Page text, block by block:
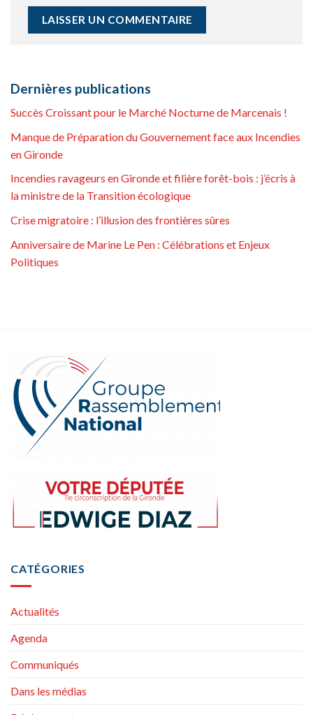
Dernières publications
Succès Croissant pour le Marché Nocturne de Marcenais !
Manque de Préparation du Gouvernement face aux Incendies
en Gironde
Incendies ravageurs en Gironde et filière forêt-bois : j’écris à
la ministre de la Transition écologique
Crise migratoire : l’illusion des frontières sûres
Anniversaire de Marine Le Pen : Célébrations et Enjeux
Politiques
CATÉGORIES
Actualités
Agenda
Communiqués
Dans les médias